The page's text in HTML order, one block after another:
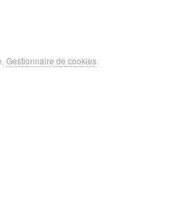
Gestionnaire de cookies